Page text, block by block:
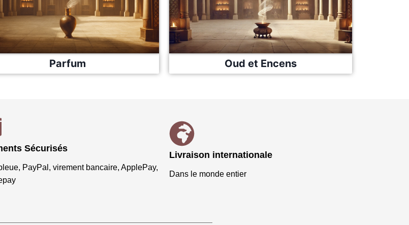
Parfum Oud et Encens
Sécurisés
PayPal, virement bancaire, ApplePay,
Livraison internationale
Dans le monde entier